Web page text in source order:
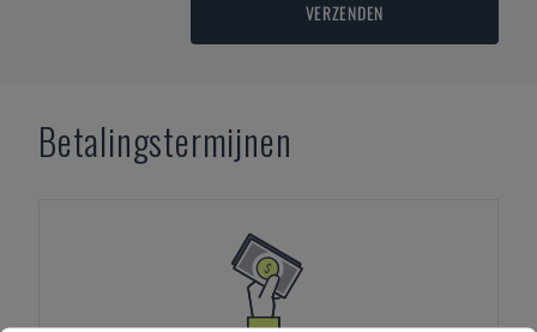
VERZENDEN
Betalingstermijnen